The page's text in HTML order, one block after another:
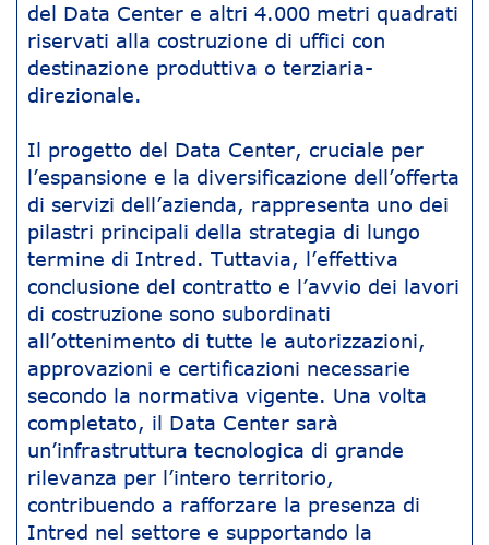
del Data Center e altri 4.000 metri quadrati
riservati alla costruzione di uffici con
destinazione produttiva o terziaria-
direzionale.
Il progetto del Data Center, cruciale per
l’espansione e la diversificazione dell’offerta
di servizi dell’azienda, rappresenta uno dei
pilastri principali della strategia di lungo
termine di Intred. Tuttavia, l’effettiva
conclusione del contratto e l’avvio dei lavori
di costruzione sono subordinati
all’ottenimento di tutte le autorizzazioni,
approvazioni e certificazioni necessarie
secondo la normativa vigente. Una volta
completato, il Data Center sarà
un’infrastruttura tecnologica di grande
rilevanza per l’intero territorio,
contribuendo a rafforzare la presenza di
Intred nel settore e supportando la